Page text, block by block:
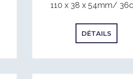
110 x 38 x 54mm/
DÉTAILS